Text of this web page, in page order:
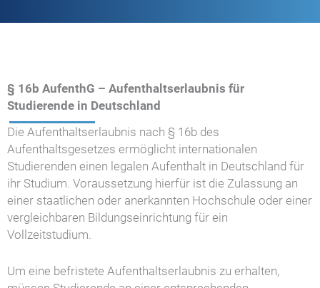
§ 16b AufenthG – Aufenthaltserlaubnis für
Studierende in Deutschland
Die Aufenthaltserlaubnis nach § 16b des
Aufenthaltsgesetzes ermöglicht internationalen
Studierenden einen legalen Aufenthalt in Deutschland für
ihr Studium. Voraussetzung hierfür ist die Zulassung an
einer staatlichen oder anerkannten Hochschule oder einer
vergleichbaren Bildungseinrichtung für ein
Vollzeitstudium.
Um eine befristete Aufenthaltserlaubnis zu erhalten,